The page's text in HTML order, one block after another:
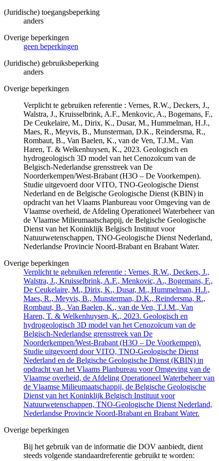
(Juridische) toegangsbeperking
anders
Overige beperkingen
geen beperkingen
(Juridische) gebruiksbeperking
anders
Overige beperkingen
Verplicht te gebruiken referentie : Vernes, R.W., Deckers, J.,
Walstra, J., Kruisselbrink, A.F., Menkovic, A., Bogemans, F.,
De Ceukelaire, M., Dirix, K., Dusar, M., Hummelman, H.J.,
Maes, R., Meyvis, B., Munsterman, D.K., Reindersma, R.,
Rombaut, B., Van Baelen, K., van de Ven, T.J.M., Van
Haren, T. & Welkenhuysen, K., 2023. Geologisch en
hydrogeologisch 3D model van het Cenozoïcum van de
Belgisch-Nederlandse grensstreek van De
Noorderkempen/West-Brabant (H3O – De Voorkempen).
Studie uitgevoerd door VITO, TNO-Geologische Dienst
Nederland en de Belgische Geologische Dienst (KBIN) in
opdracht van het Vlaams Planbureau voor Omgeving van de
Vlaamse overheid, de Afdeling Operationeel Waterbeheer van
de Vlaamse Milieumaatschappij, de Belgische Geologische
Dienst van het Koninklijk Belgisch Instituut voor
Natuurwetenschappen, TNO-Geologische Dienst Nederland,
Nederlandse Provincie Noord-Brabant en Brabant Water.
Overige beperkingen
Verplicht te gebruiken referentie : Vernes, R.W., Deckers, J.,
Walstra, J., Kruisselbrink, A.F., Menkovic, A., Bogemans, F.,
De Ceukelaire, M., Dirix, K., Dusar, M., Hummelman, H.J.,
Maes, R., Meyvis, B., Munsterman, D.K., Reindersma, R.,
Rombaut, B., Van Baelen, K., van de Ven, T.J.M., Van
Haren, T. & Welkenhuysen, K., 2023. Geologisch en
hydrogeologisch 3D model van het Cenozoïcum van de
Belgisch-Nederlandse grensstreek van De
Noorderkempen/West-Brabant (H3O – De Voorkempen).
Studie uitgevoerd door VITO, TNO-Geologische Dienst
Nederland en de Belgische Geologische Dienst (KBIN) in
opdracht van het Vlaams Planbureau voor Omgeving van de
Vlaamse overheid, de Afdeling Operationeel Waterbeheer van
de Vlaamse Milieumaatschappij, de Belgische Geologische
Dienst van het Koninklijk Belgisch Instituut voor
Natuurwetenschappen, TNO-Geologische Dienst Nederland,
Nederlandse Provincie Noord-Brabant en Brabant Water.
Overige beperkingen
Bij het gebruik van de informatie die DOV aanbiedt, dient
steeds volgende standaardreferentie gebruikt te worden: